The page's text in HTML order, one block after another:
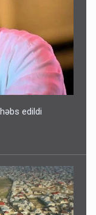
edildi